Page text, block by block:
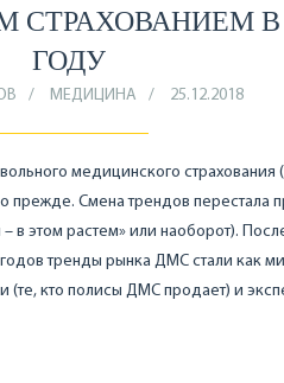
В
ГОДУ
МЕДИЦИНА 25.12.2018
медицинского страхования
прежде. Смена трендов перестала
в этом растем» или наоборот).
годов тренды рынка ДМС стали как
(те, кто полисы ДМС продает) и